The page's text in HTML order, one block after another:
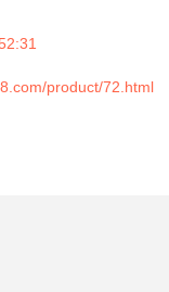
product/72.html